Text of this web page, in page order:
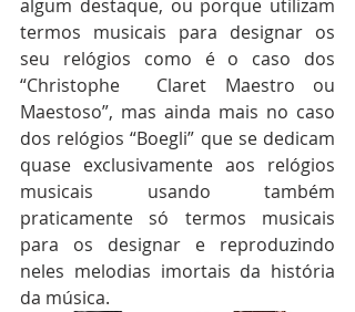
algum destaque, ou porque utilizam
termos musicais para designar os
seu relógios como é o caso dos
“Christophe  Claret Maestro ou
Maestoso”, mas ainda mais no caso
dos relógios “Boegli” que se dedicam
quase exclusivamente aos relógios
musicais usando também
praticamente só termos musicais
para os designar e reproduzindo
neles melodias imortais da história
da música.